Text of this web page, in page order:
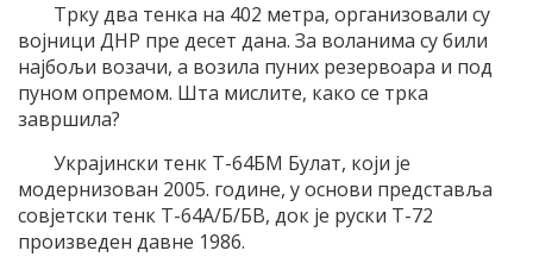
Трку два тенка на 402 метра, организовали су
војници ДНР пре десет дана. За воланима су били
најбољи возачи, а возила пуних резервоара и под
пуном опремом. Шта мислите, како се трка
завршила?
Украјински тенк Т-64БМ Булат, који је
модернизован 2005. године, у основи представља
совјетски тенк Т-64А/Б/БВ, док је руски Т-72
произведен давне 1986.